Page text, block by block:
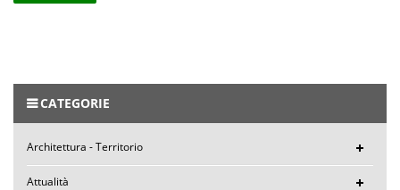
CATEGORIE
Architettura - Territorio
Attualità